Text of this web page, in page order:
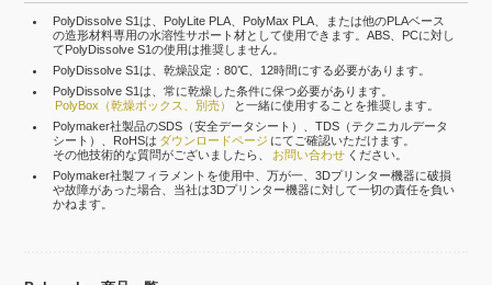
PolyDissolve S1は、PolyLite PLA、PolyMax PLA、または他のPLAベース
の造形材料専用の水溶性サポート材として使用できます。ABS、PCに対し
てPolyDissolve S1の使用は推奨しません。
PolyDissolve S1は、乾燥設定：80℃、12時間にする必要があります。
PolyDissolve S1は、常に乾燥した条件に保つ必要があります。
PolyBox（乾燥ボックス、別売）
と一緒に使用することを推奨します。
Polymaker社製品のSDS（安全データシート）、TDS（テクニカルデータ
シート）、RoHSは ダウンロードページ にてご確認いただけます。
その他技術的な質問がございましたら、
お問い合わせ ください。
Polymaker社製フィラメントを使用中、万が一、3Dプリンター機器に破損
や故障があった場合、当社は3Dプリンター機器に対して一切の責任を負い
かねます。